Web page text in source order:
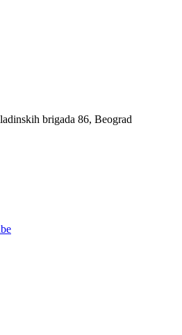
brigada 86, Beograd